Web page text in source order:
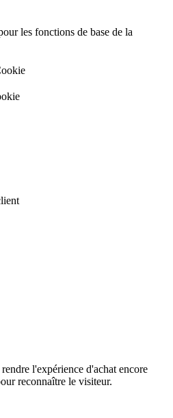
les fonctions de base de la
l'expérience d'achat encore
reconnaître le visiteur.